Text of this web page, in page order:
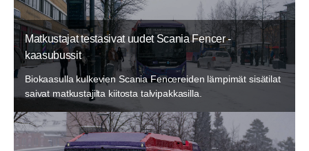
Matkustajat testasivat uudet Scania Fencer -
kaasubussit
Biokaasulla kulkevien Scania Fencereiden lämpimät sisätilat
saivat matkustajilta kiitosta talvipakkasilla.